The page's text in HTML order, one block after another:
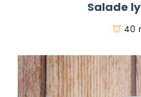
Salade
40